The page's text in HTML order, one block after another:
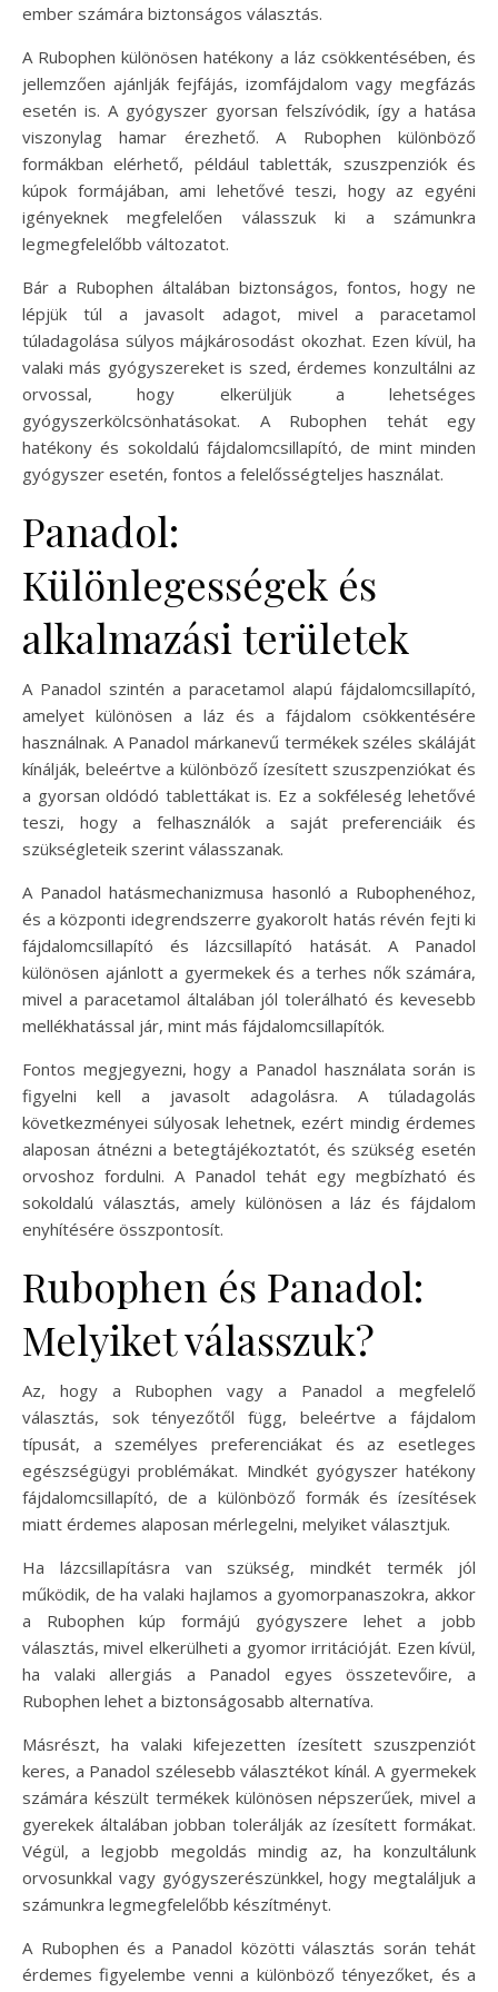
ember számára biztonságos választás.
A Rubophen különösen hatékony a láz csökkentésében, és
jellemzően ajánlják fejfájás, izomfájdalom vagy megfázás
esetén is. A gyógyszer gyorsan felszívódik, így a hatása
viszonylag hamar érezhető. A Rubophen különböző
formákban elérhető, például tabletták, szuszpenziók és
kúpok formájában, ami lehetővé teszi, hogy az egyéni
igényeknek megfelelően válasszuk ki a számunkra
legmegfelelőbb változatot.
Bár a Rubophen általában biztonságos, fontos, hogy ne
lépjük túl a javasolt adagot, mivel a paracetamol
túladagolása súlyos májkárosodást okozhat. Ezen kívül, ha
valaki más gyógyszereket is szed, érdemes konzultálni az
orvossal, hogy elkerüljük a lehetséges
gyógyszerkölcsönhatásokat. A Rubophen tehát egy
hatékony és sokoldalú fájdalomcsillapító, de mint minden
gyógyszer esetén, fontos a felelősségteljes használat.
Panadol:
Különlegességek és
alkalmazási területek
A Panadol szintén a paracetamol alapú fájdalomcsillapító,
amelyet különösen a láz és a fájdalom csökkentésére
használnak. A Panadol márkanevű termékek széles skáláját
kínálják, beleértve a különböző ízesített szuszpenziókat és
a gyorsan oldódó tablettákat is. Ez a sokféleség lehetővé
teszi, hogy a felhasználók a saját preferenciáik és
szükségleteik szerint válasszanak.
A Panadol hatásmechanizmusa hasonló a Rubophenéhoz,
és a központi idegrendszerre gyakorolt hatás révén fejti ki
fájdalomcsillapító és lázcsillapító hatását. A Panadol
különösen ajánlott a gyermekek és a terhes nők számára,
mivel a paracetamol általában jól tolerálható és kevesebb
mellékhatással jár, mint más fájdalomcsillapítók.
Fontos megjegyezni, hogy a Panadol használata során is
figyelni kell a javasolt adagolásra. A túladagolás
következményei súlyosak lehetnek, ezért mindig érdemes
alaposan átnézni a betegtájékoztatót, és szükség esetén
orvoshoz fordulni. A Panadol tehát egy megbízható és
sokoldalú választás, amely különösen a láz és fájdalom
enyhítésére összpontosít.
Rubophen és Panadol:
Melyiket válasszuk?
Az, hogy a Rubophen vagy a Panadol a megfelelő
választás, sok tényezőtől függ, beleértve a fájdalom
típusát, a személyes preferenciákat és az esetleges
egészségügyi problémákat. Mindkét gyógyszer hatékony
fájdalomcsillapító, de a különböző formák és ízesítések
miatt érdemes alaposan mérlegelni, melyiket választjuk.
Ha lázcsillapításra van szükség, mindkét termék jól
működik, de ha valaki hajlamos a gyomorpanaszokra, akkor
a Rubophen kúp formájú gyógyszere lehet a jobb
választás, mivel elkerülheti a gyomor irritációját. Ezen kívül,
ha valaki allergiás a Panadol egyes összetevőire, a
Rubophen lehet a biztonságosabb alternatíva.
Másrészt, ha valaki kifejezetten ízesített szuszpenziót
keres, a Panadol szélesebb választékot kínál. A gyermekek
számára készült termékek különösen népszerűek, mivel a
gyerekek általában jobban tolerálják az ízesített formákat.
Végül, a legjobb megoldás mindig az, ha konzultálunk
orvosunkkal vagy gyógyszerészünkkel, hogy megtaláljuk a
számunkra legmegfelelőbb készítményt.
A Rubophen és a Panadol közötti választás során tehát
érdemes figyelembe venni a különböző tényezőket, és a